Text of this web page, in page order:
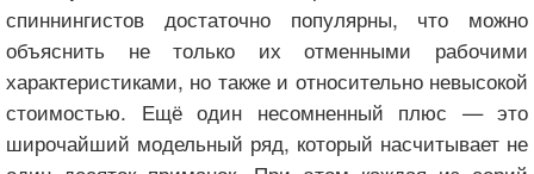
спиннингистов достаточно популярны, что можно
объяснить не только их отменными рабочими
характеристиками, но также и относительно невысокой
стоимостью. Ещё один несомненный плюс — это
широчайший модельный ряд, который насчитывает не